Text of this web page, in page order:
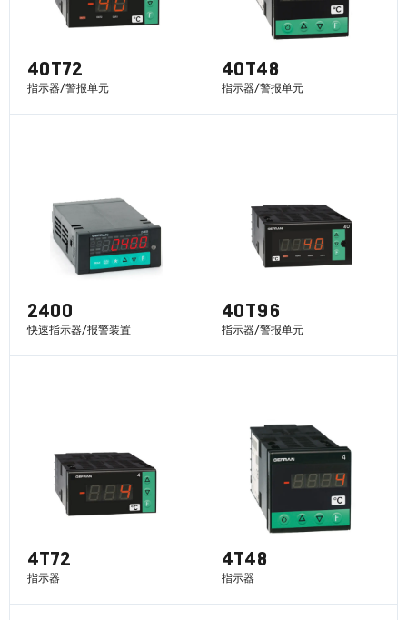
40T72
指示器/警报单元
40T48
指示器/警报单元
2400
快速指示器/报警装置
40T96
指示器/警报单元
4T72
指示器
4T48
指示器